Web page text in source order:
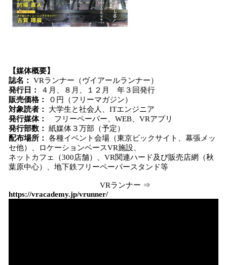
【媒体概要】
誌名：
VRランナー（ヴイアールランナー）
発行日：
４月、８月、１２月 年３回発行
販売価格：
０円（フリーマガジン）
対象読者：
大学生と社会人、ITエンジニア
発行媒体：
フリーペーパー、WEB、VRアプリ
発行部数：
紙媒体３万部（予定）
配布場所：
各種イベント会場（東京ビックサイト、幕張メッ
セ他）、ロケーションベースVR施設、
ネットカフェ（300店舗）、VR関連ハード及び販売店網（秋
葉原中心）、地下鉄フリーペーパースタンド等
VRランナー ⇒
https://vracademy.jp/vrunner/